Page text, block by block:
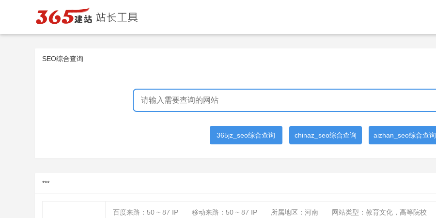
SEO综合查询
365jz_seo综合查询 chinaz_seo综合查询 aizhan_seo综合查询
***
百度来路： 50 ~ 87 IP 移动来路： 50 ~ 87 IP 所属地区：河南 网站类型：教育文化，高等院校